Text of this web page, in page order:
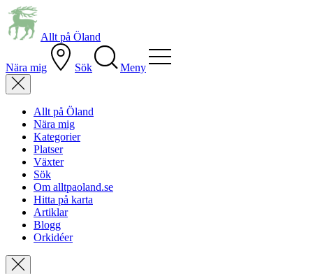
Allt på Öland
Nära mig Sök Meny
Allt på Öland
Nära mig
Kategorier
Platser
Växter
Sök
Om alltpaoland.se
Hitta på karta
Artiklar
Blogg
Orkidéer